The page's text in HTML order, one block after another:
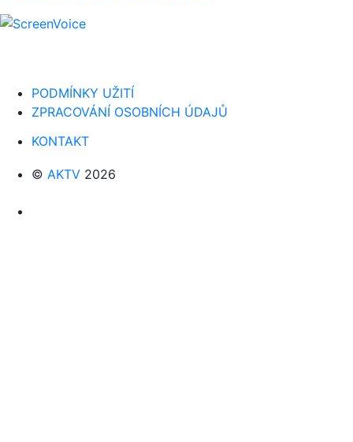
PODMÍNKY UŽITÍ
ZPRACOVÁNÍ OSOBNÍCH ÚDAJŮ
KONTAKT
© AKTV 2026